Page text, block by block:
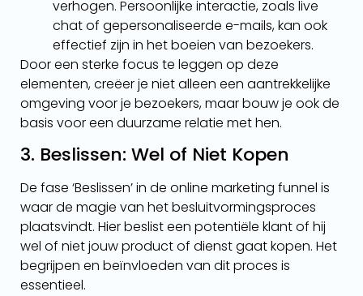
verhogen. Persoonlijke interactie, zoals live
chat of gepersonaliseerde e-mails, kan ook
effectief zijn in het boeien van bezoekers.
Door een sterke focus te leggen op deze
elementen, creëer je niet alleen een aantrekkelijke
omgeving voor je bezoekers, maar bouw je ook de
basis voor een duurzame relatie met hen.
3. Beslissen: Wel of Niet Kopen
De fase ‘Beslissen’ in de online marketing funnel is
waar de magie van het besluitvormingsproces
plaatsvindt. Hier beslist een potentiële klant of hij
wel of niet jouw product of dienst gaat kopen. Het
begrijpen en beïnvloeden van dit proces is
essentieel.